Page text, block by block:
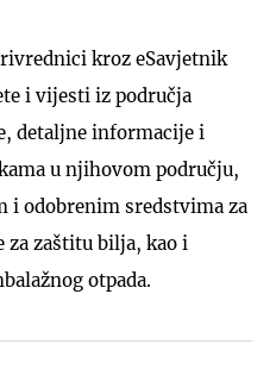
kroz eSavjetnik
i vijesti iz područja
detaljne informacije i
u njihovom području,
odobrenim sredstvima za
za zaštitu bilja, kao i
otpada.